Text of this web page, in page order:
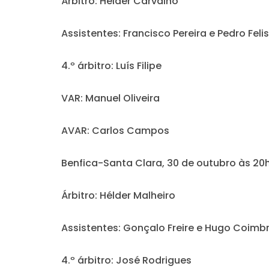
Assistentes: Francisco Pereira e Pedro
4.º árbitro: Luís Filipe
VAR: Manuel Oliveira
AVAR: Carlos Campos
Benfica-Santa Clara, 30 de outubro às
Árbitro: Hélder Malheiro
Assistentes: Gonçalo Freire e Hugo
4.º árbitro: José Rodrigues